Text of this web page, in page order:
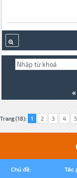
«
Trang (18): 1 2 3 4 5
Chủ đề: Tác